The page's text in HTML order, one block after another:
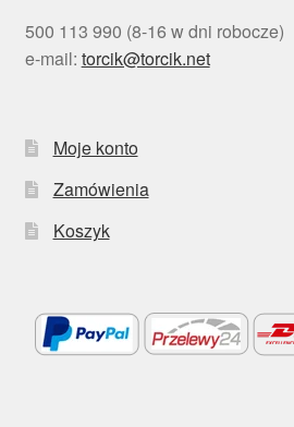
500 113 990 (8-16 w dni robocze)
e-mail: torcik@torcik.net
Moje konto
Zamówienia
Koszyk